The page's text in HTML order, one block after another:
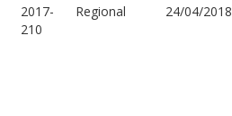
2017-
210
Regional 24/04/2018